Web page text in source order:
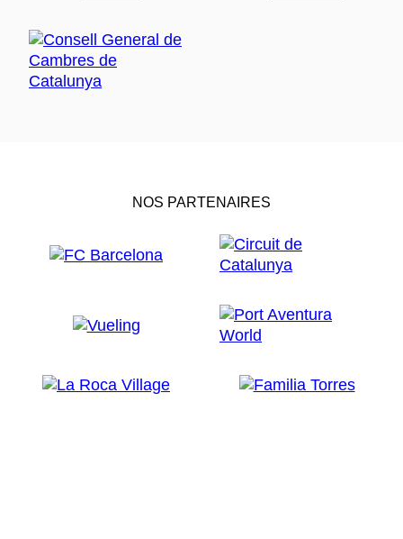
NOS PARTENAIRES